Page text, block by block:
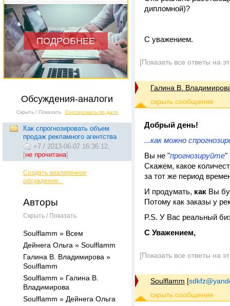
ПОДРОБНЕЕ
Обсуждения-аналоги
Скрыть / Показать Сортировать по дате
Как спрогнозировать объем
продаж рекламного агентства
+7 / 2013-06-07 16:36:12,
[не прочитана]
Создать аналогичное
обсуждение...
Авторы
Скрыть / Показать
Soulflamm » Всем
Дейнега Ольга » Soulflamm
Галина В. Владимирова »
Soulflamm
Soulflamm » Галина В.
Владимирова
Soulflamm » Дейнега Ольга
дипломной)?
С уважением.
[Показать все ответы на
Галина В.
Добрый день!
...как можно
Вы не "прогнозируйте"
Скажем, какое
за тот же период
И продумать, как Вы
Потому как заказы у
P.S. У Вас реальный
С Уважением,
[Показать все ответы на
Soulflamm [